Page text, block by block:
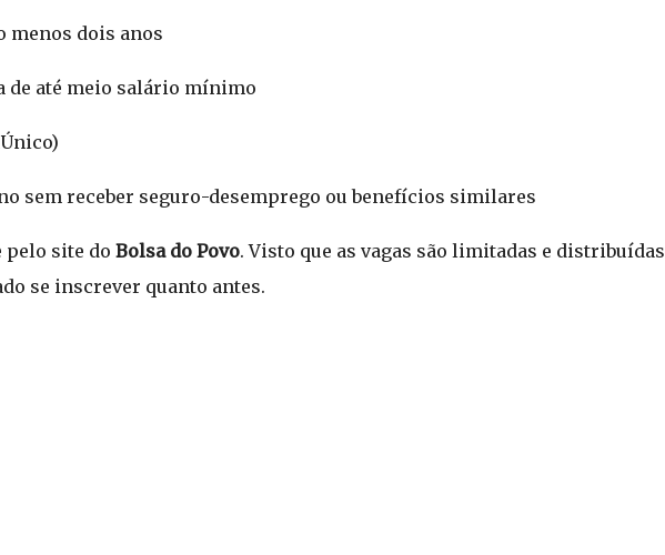
menos dois anos
de até meio salário mínimo
sem receber seguro-desemprego ou benefícios similares
site do Bolsa do Povo. Visto que as vagas são limitadas e distribuídas
se inscrever quanto antes.